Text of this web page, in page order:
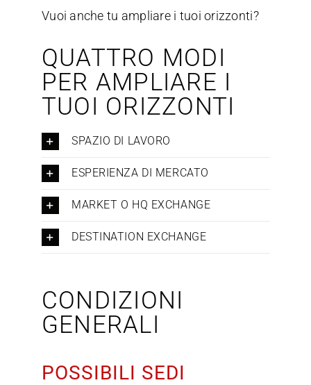
Vuoi anche tu ampliare i tuoi orizzonti?
QUATTRO MODI
PER AMPLIARE I
TUOI ORIZZONTI
SPAZIO DI LAVORO
ESPERIENZA DI MERCATO
MARKET O HQ EXCHANGE
DESTINATION EXCHANGE
CONDIZIONI
GENERALI
POSSIBILI SEDI